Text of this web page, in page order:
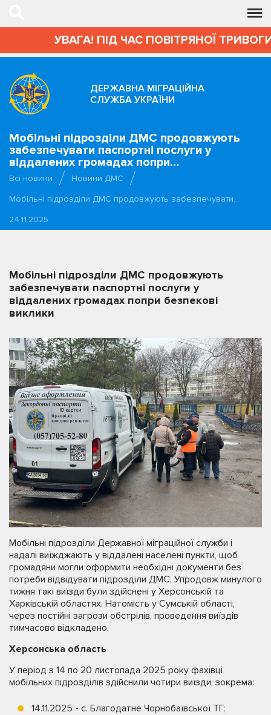
УВАГА! ПІД ЧАС ПОВІТРЯНОЇ ТРИВОГИ
ДЕРЖАВНА МІГРАЦІЙНА
СЛУЖБА УКРАЇНИ
Мобільні підрозділи ДМС продовжують
забезпечувати паспортні послуги у
віддалених громадах попри…
Всі новини
Новини ДМС
Мобільні підрозділи ДМС продовжують забезпечувати…
24.11.2025
Мобільні підрозділи ДМС продовжують
забезпечувати паспортні послуги у
віддалених громадах попри безпекові
виклики
Мобільні підрозділи Державної міграційної служби і
надалі виїжджають у віддалені населені пункти, щоб
громадяни могли оформити необхідні документи без
потреби відвідувати підрозділи ДМС. Упродовж минулого
тижня такі виїзди були здійснені у Херсонській та
Харківській областях. Натомість у Сумській області,
через постійні загрози обстрілів, проведення виїздів
тимчасово відкладено.
Херсонська область
У період з 14 по 20 листопада 2025 року фахівці
мобільних підрозділів здійснили чотири виїзди, зокрема:
14.11.2025 - с. Благодатне Чорнобаївської ТГ;